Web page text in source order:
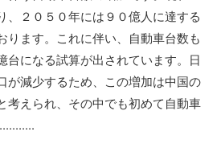
、２０５０年には９０億人に達する
ります。これに伴い、自動車台数も
台になる試算が出されています。日
が減少するため、この増加は中国の
考えられ、その中でも初めて自動車